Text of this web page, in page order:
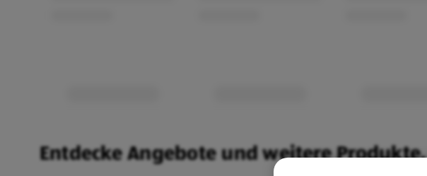
Entdecke Angebote und weitere Produkte.